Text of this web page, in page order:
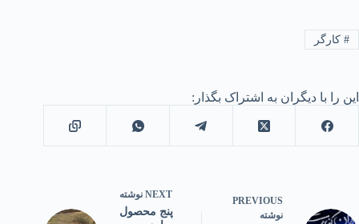
#کارگر
این را با دیگران به اشتراک بگذار:
PREVIOUS
نوشته
NEXT نوشته
پنج محصول